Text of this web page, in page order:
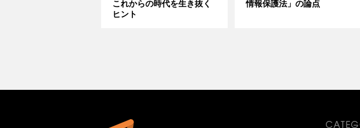
これからの時代を生き抜く
ヒント
情報保護法」の論点